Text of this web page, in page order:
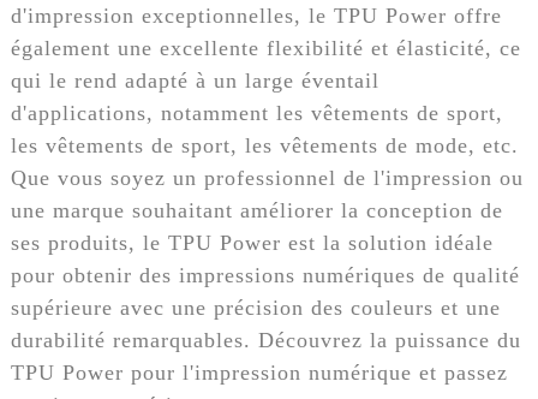
d'impression exceptionnelles, le TPU Power offre
également une excellente flexibilité et élasticité, ce
qui le rend adapté à un large éventail
d'applications, notamment les vêtements de sport,
les vêtements de sport, les vêtements de mode, etc.
Que vous soyez un professionnel de l'impression ou
une marque souhaitant améliorer la conception de
ses produits, le TPU Power est la solution idéale
pour obtenir des impressions numériques de qualité
supérieure avec une précision des couleurs et une
durabilité remarquables. Découvrez la puissance du
TPU Power pour l'impression numérique et passez